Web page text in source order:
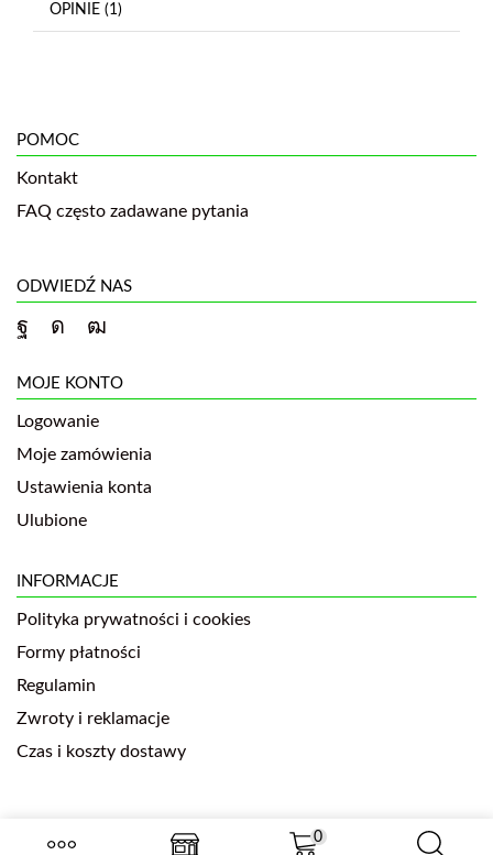
OPINIE (1)
POMOC
Kontakt
FAQ często zadawane pytania
ODWIEDŹ NAS
MOJE KONTO
Logowanie
Moje zamówienia
Ustawienia konta
Ulubione
INFORMACJE
Polityka prywatności i cookies
Formy płatności
Regulamin
Zwroty i reklamacje
Czas i koszty dostawy
0